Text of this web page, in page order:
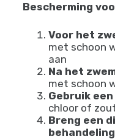
Bescherming
Voor het
met schoon
aan
Na het
met schoon
Gebruik
chloor of
Breng een
behandeling